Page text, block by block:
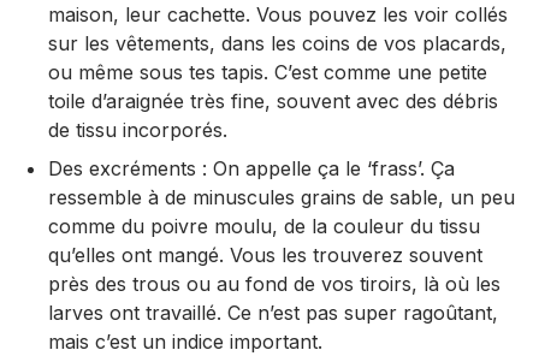
maison, leur cachette. Vous pouvez les voir collés
sur les vêtements, dans les coins de vos placards,
ou même sous tes tapis. C’est comme une petite
toile d’araignée très fine, souvent avec des débris
de tissu incorporés.
Des excréments : On appelle ça le ‘frass’. Ça
ressemble à de minuscules grains de sable, un peu
comme du poivre moulu, de la couleur du tissu
qu’elles ont mangé. Vous les trouverez souvent
près des trous ou au fond de vos tiroirs, là où les
larves ont travaillé. Ce n’est pas super ragoûtant,
mais c’est un indice important.